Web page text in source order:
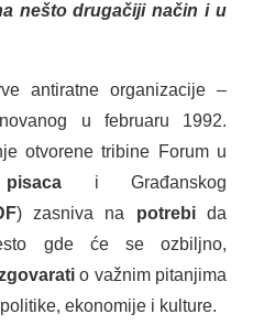
nešto drugačiji način i u
antiratne organizacije –
u februaru 1992.
otvorene tribine Forum u
i Građanskog
) zasniva na potrebida
gde će se ozbiljno,
o važnim pitanjima
ekonomije i kulture.